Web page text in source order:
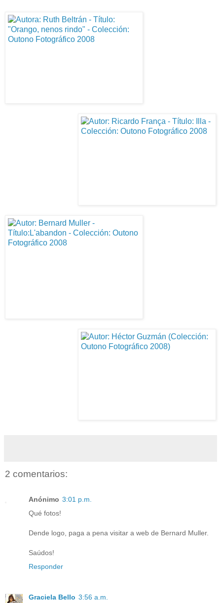
2 comentarios:
Anónimo 3:01 p.m.
Qué fotos!
Dende logo, paga a pena visitar a web de Bernard Muller.
Saúdos!
Responder
Graciela Bello 3:56 a.m.